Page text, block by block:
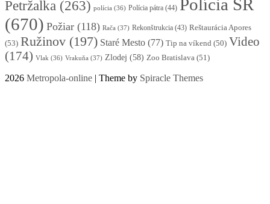
Petržalka (263) polícia (36) Polícia pátra (44)
Polícia SR
(670) Požiar (118) Rača (37) Rekonštrukcia (43) Reštaurácia Apores
(53) Ružinov (197) Staré Mesto (77) Tip na víkend (50) Video
(174) Vlak (36) Vrakuňa (37) Zlodej (58) Zoo Bratislava (51)
2026 Metropola-online | Theme by Spiracle Themes